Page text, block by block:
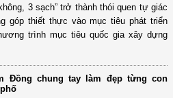
3 sạch” trở thành thói quen tự giác
góp thiết thực vào mục tiêu phát triển
trình mục tiêu quốc gia xây dựng
Đồng chung tay làm đẹp từng con